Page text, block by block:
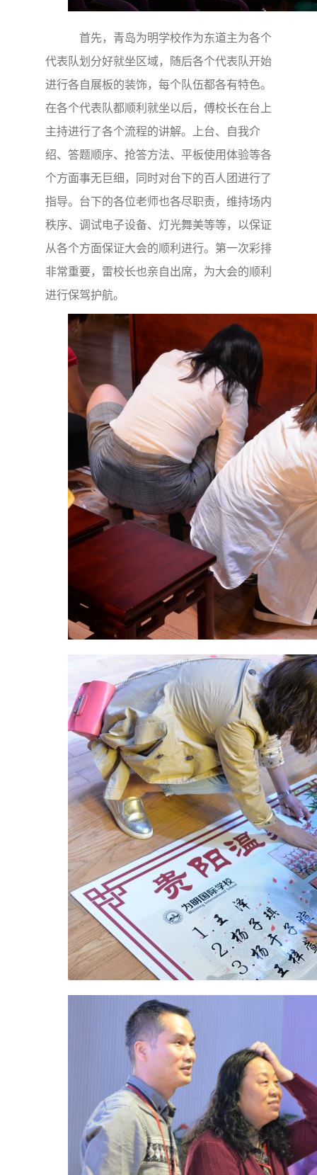
首先，青岛为明学校作为东道主为各个
代表队划分好就坐区域，随后各个代表队开始
进行各自展板的装饰，每个队伍都各有特色。
在各个代表队都顺利就坐以后，傅校长在台上
主持进行了各个流程的讲解。上台、自我介
绍、答题顺序、抢答方法、平板使用体验等各
个方面事无巨细，同时对台下的百人团进行了
指导。台下的各位老师也各尽职责，维持场内
秩序、调试电子设备、灯光舞美等等，以保证
从各个方面保证大会的顺利进行。第一次彩排
非常重要，雷校长也亲自出席，为大会的顺利
进行保驾护航。